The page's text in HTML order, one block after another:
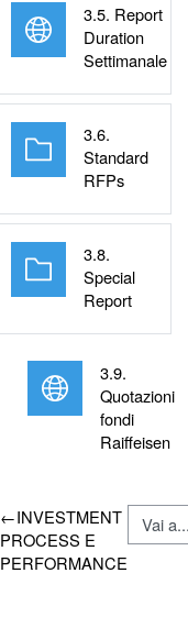
3.5. Report
Duration
Settimanale
3.6.
Standard
RFPsCartella
3.8.
Special
ReportCartella
3.9.
Quotazioni
fondi
Raiffeisen
←INVESTMENT
PROCESS E
PERFORMANCE